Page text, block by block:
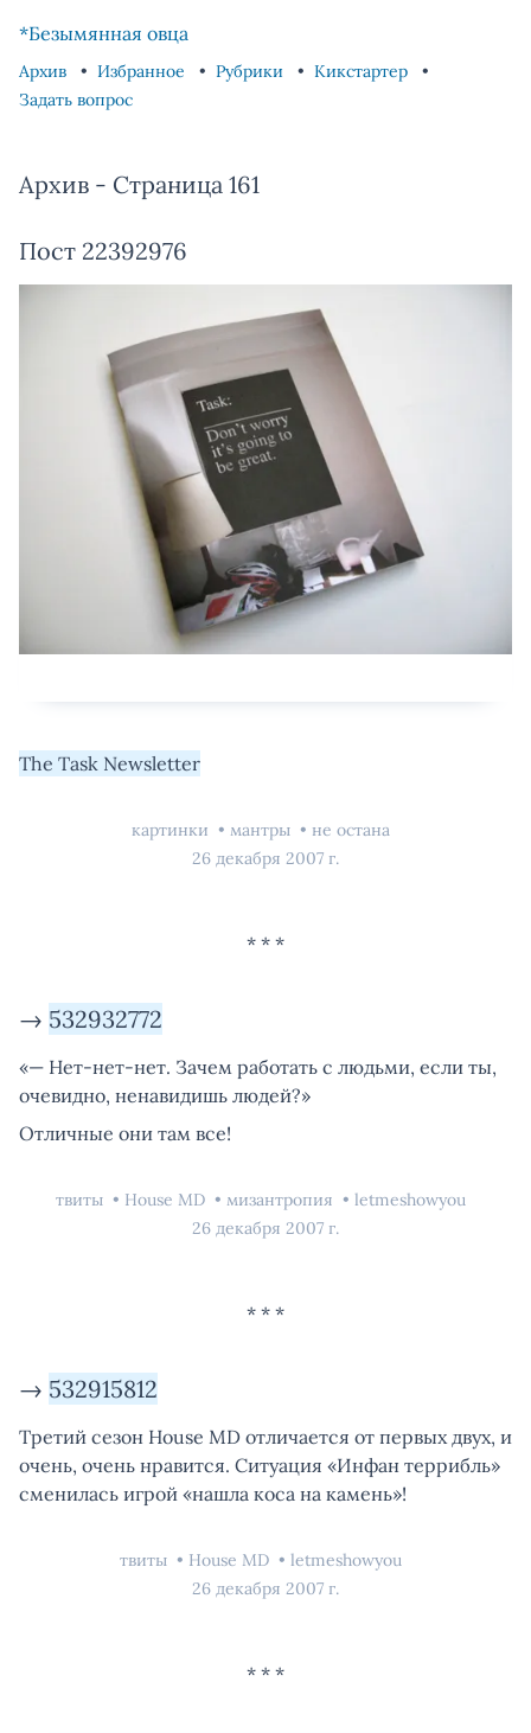
*Безымянная овца
Архив Избранное Рубрики
Кикстартер
Задать вопрос
Архив - Страница 161
Пост 22392976
The Task Newsletter
картинки мантры
не остана
26 декабря 2007 г.
→ 532932772
«— Нет-нет-нет. Зачем работать с людьми, если ты,
очевидно, ненавидишь людей?»
Отличные они там все!
твиты House MD мизантропия
letmeshowyou
26 декабря 2007 г.
→ 532915812
Третий сезон House MD отличается от первых двух, и
очень, очень нравится. Ситуация «Инфан террибль»
сменилась игрой «нашла коса на камень»!
твиты House MD
letmeshowyou
26 декабря 2007 г.